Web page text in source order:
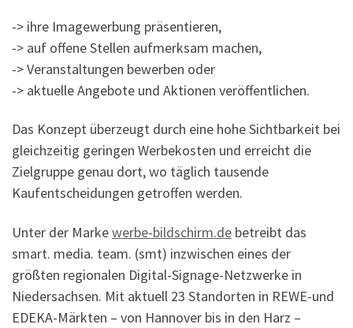
-> ihre Imagewerbung präsentieren,
-> auf offene Stellen aufmerksam machen,
-> Veranstaltungen bewerben oder
-> aktuelle Angebote und Aktionen veröffentlichen.
Das Konzept überzeugt durch eine hohe Sichtbarkeit bei
gleichzeitig geringen Werbekosten und erreicht die
Zielgruppe genau dort, wo täglich tausende
Kaufentscheidungen getroffen werden.
Unter der Markewerbe-bildschirm.de betreibt das
smart. media. team. (smt) inzwischen eines der
größten regionalen Digital-Signage-Netzwerke in
Niedersachsen. Mit aktuell 23 Standorten in REWE-und
EDEKA-Märkten – von Hannover bis in den Harz –